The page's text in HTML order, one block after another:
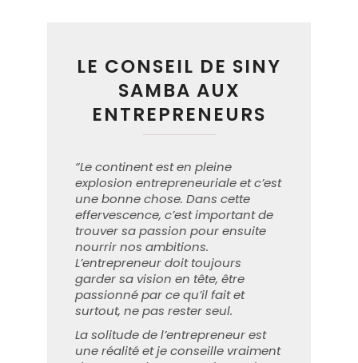
LE CONSEIL DE SINY
SAMBA AUX
ENTREPRENEURS
“Le continent est en pleine
explosion entrepreneuriale et c’est
une bonne chose. Dans cette
effervescence, c’est important de
trouver sa passion pour ensuite
nourrir nos ambitions.
L’entrepreneur doit toujours
garder sa vision en tête, être
passionné par ce qu’il fait et
surtout, ne pas rester seul.
La solitude de l’entrepreneur est
une réalité et je conseille vraiment